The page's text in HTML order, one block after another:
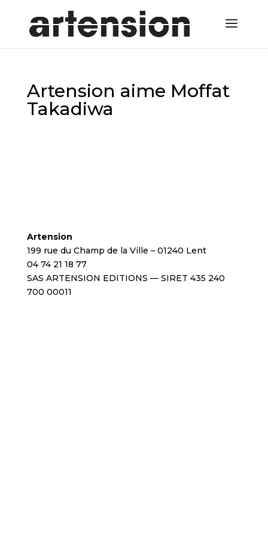
Artension aime Moffat
Takadiwa
Artension
199 rue du Champ de la Ville – 01240 Lent
04 74 21 18 77
SAS ARTENSION EDITIONS — SIRET 435 240
700 00011